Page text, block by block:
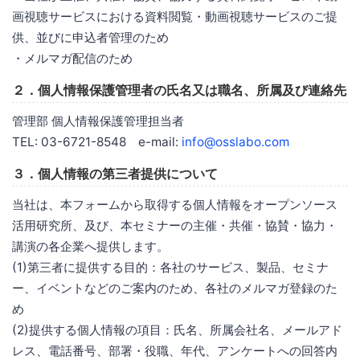
画視聴サービスにおける資料閲覧・動画視聴サービスのご提
供、並びに申込者管理のため
・メルマガ配信のため
２．個人情報保護管理者の氏名又は職名、所属及び連絡先
管理部 個人情報保護管理担当者
TEL: 03-6721-8548 e-mail: info@osslabo.com
３．個人情報の第三者提供について
当社は、本フォームから取得する個人情報をオープンソース
活用研究所、及び、本セミナーの主催・共催・協賛・協力・
講演の各企業へ提供します。
(1)第三者に提供する目的：各社のサービス、製品、セミナ
ー、イベントなどのご案内のため、各社のメルマガ登録のた
め
(2)提供する個人情報の項目：氏名、所属会社名、メールアド
レス、電話番号、部署・役職、年代、アンケートへの回答内